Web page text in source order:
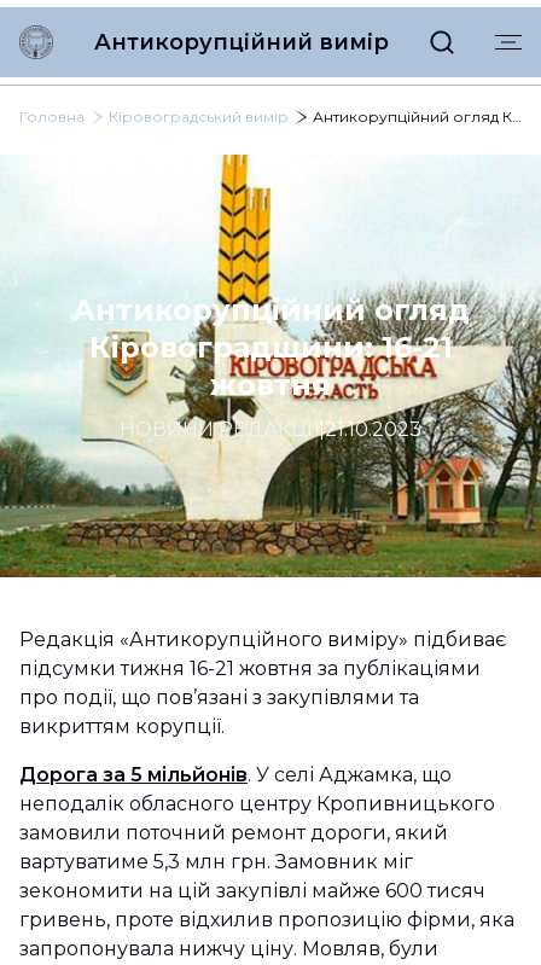
Антикорупційний вимір
Головна Кіровоградський вимір Антикорупційний огляд Кіровоградщини: 16-21 жовтня
Антикорупційний огляд
Кіровоградщини: 16-21
жовтня
НОВИНИ РЕДАКЦІЇ |21.10.2023
Редакція «Антикорупційного виміру» підбиває
підсумки тижня 16-21 жовтня за публікаціями
про події, що пов’язані з закупівлями та
викриттям корупції.
Дорога за 5 мільйонів. У селі Аджамка, що
неподалік обласного центру Кропивницького
замовили поточний ремонт дороги, який
вартуватиме 5,3 млн грн. Замовник міг
зекономити на цій закупівлі майже 600 тисяч
гривень, проте відхилив пропозицію фірми, яка
запропонувала нижчу ціну. Мовляв, були